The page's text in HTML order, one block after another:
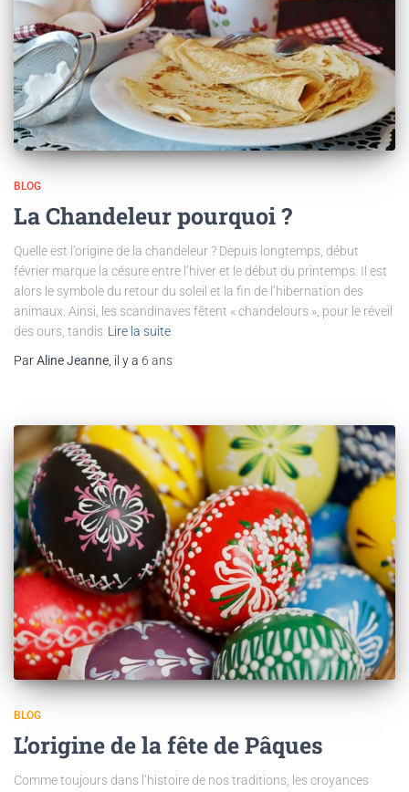
BLOG
La Chandeleur pourquoi ?
Quelle est l’origine de la chandeleur ? Depuis longtemps, début
février marque la césure entre l’hiver et le début du printemps. Il est
alors le symbole du retour du soleil et la fin de l’hibernation des
animaux. Ainsi, les scandinaves fêtent « chandelours », pour le réveil
des ours, tandis Lire la suite
ParAline Jeanne, il y a 6 ans
BLOG
L’origine de la fête de Pâques
Comme toujours dans l’histoire de nos traditions, les croyances